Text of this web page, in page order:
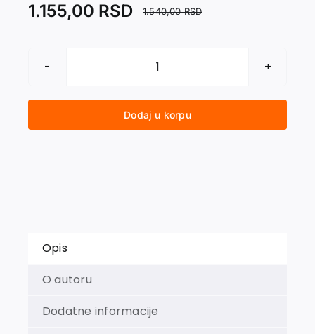
1.540,00RSD
1.155,00 RSD
MOJ
SA
JOVANOM
Dodaj u korpu
Opis
O autoru
Dodatne informacije